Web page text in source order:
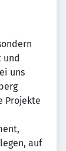
und
uns
Projekte
auf